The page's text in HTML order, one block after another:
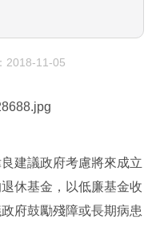
2018-11-05
建議政府考慮將來成立
休基金，以低廉基金收
府鼓勵殘障或長期病患